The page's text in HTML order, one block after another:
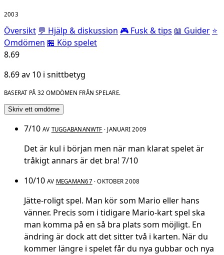
2003
Översikt 💬 Hjälp & diskussion 🎮 Fusk & tips 📖 Guider ⭐
Omdömen 🏪 Köp spelet
8.69
8.69 av 10 i snittbetyg
BASERAT PÅ 32 OMDÖMEN FRÅN SPELARE.
Skriv ett omdöme
7/10 AV TUGGABANANWTF · JANUARI 2009
Det är kul i början men när man klarat spelet är
tråkigt annars är det bra! 7/10
10/10 AV MEGAMAN67 · OKTOBER 2008
Jätte-roligt spel. Man kör som Mario eller hans
vänner. Precis som i tidigare Mario-kart spel ska
man komma på en så bra plats som möjligt. En
ändring är dock att det sitter två i karten. När du
kommer längre i spelet får du nya gubbar och nya